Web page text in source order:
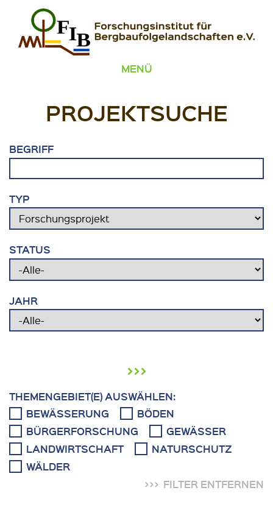
Zum Inhalt springen
FIB – Forschungsinstitut für Bergbaufolgelandschaften
MENÜ
PROJEKTSUCHE
BEGRIFF
TYP
STATUS
JAHR
›››
THEMENGEBIET(E) AUSWÄHLEN:
BEWÄSSERUNG
BÖDEN
BÜRGERFORSCHUNG
GEWÄSSER
LANDWIRTSCHAFT
NATURSCHUTZ
WÄLDER
FILTER ENTFERNEN